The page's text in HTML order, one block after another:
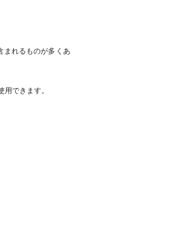
まれるものが多くあ
できます。